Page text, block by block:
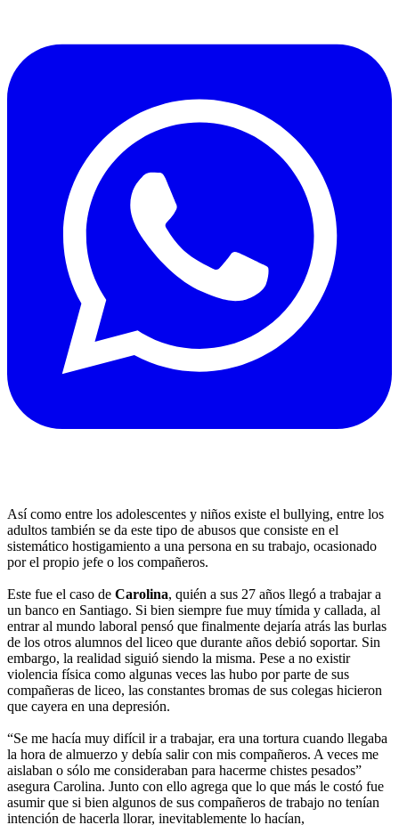
Así como entre los adolescentes y niños existe el bullying, entre los
adultos también se da este tipo de abusos que consiste en el
sistemático hostigamiento a una persona en su trabajo, ocasionado
por el propio jefe o los compañeros.
Este fue el caso de Carolina, quién a sus 27 años llegó a trabajar a
un banco en Santiago. Si bien siempre fue muy tímida y callada, al
entrar al mundo laboral pensó que finalmente dejaría atrás las burlas
de los otros alumnos del liceo que durante años debió soportar. Sin
embargo, la realidad siguió siendo la misma. Pese a no existir
violencia física como algunas veces las hubo por parte de sus
compañeras de liceo, las constantes bromas de sus colegas hicieron
que cayera en una depresión.
“Se me hacía muy difícil ir a trabajar, era una tortura cuando llegaba
la hora de almuerzo y debía salir con mis compañeros. A veces me
aislaban o sólo me consideraban para hacerme chistes pesados”
asegura Carolina. Junto con ello agrega que lo que más le costó fue
asumir que si bien algunos de sus compañeros de trabajo no tenían
intención de hacerla llorar, inevitablemente lo hacían,